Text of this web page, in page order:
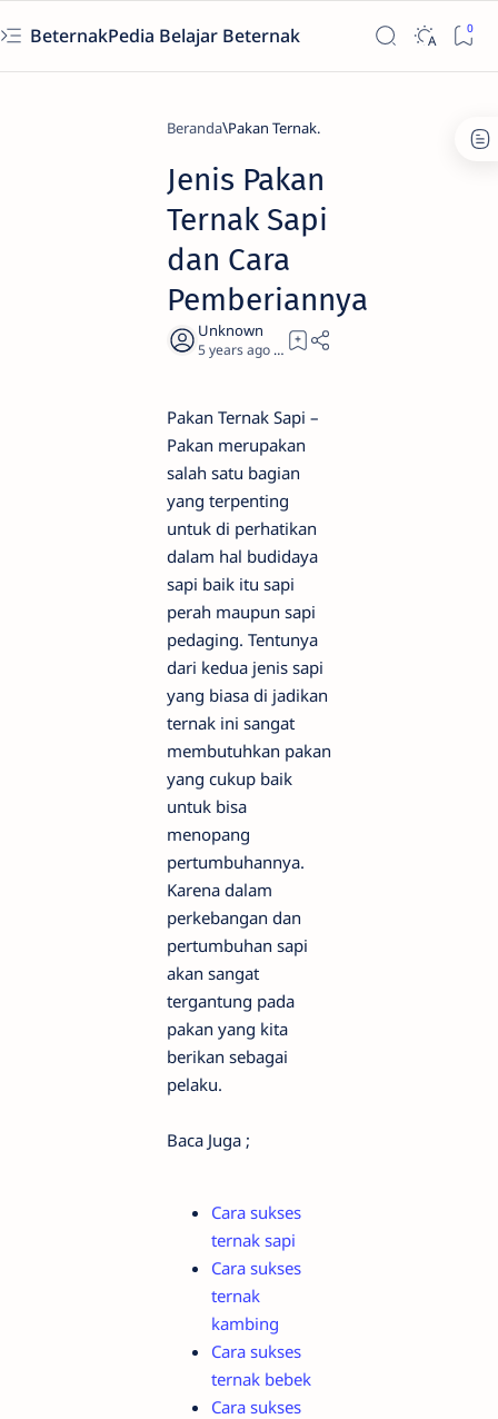
BeternakPedia Belajar Beternak
Beranda Pakan Ternak.
Jenis Pakan
Ternak Sapi
dan Cara
Pemberiannya
5 years ago 5
Pakan Ternak Sapi –
Pakan merupakan
salah satu bagian
yang terpenting
untuk di perhatikan
dalam hal budidaya
sapi baik itu sapi
perah maupun sapi
pedaging. Tentunya
dari kedua jenis sapi
yang biasa di jadikan
ternak ini sangat
membutuhkan pakan
yang cukup baik
untuk bisa
menopang
pertumbuhannya.
Karena dalam
perkebangan dan
pertumbuhan sapi
akan sangat
tergantung pada
pakan yang kita
berikan sebagai
pelaku.
Baca Juga ;
Cara sukses
ternak sapi
Cara sukses
ternak
kambing
Cara sukses
ternak bebek
Cara sukses